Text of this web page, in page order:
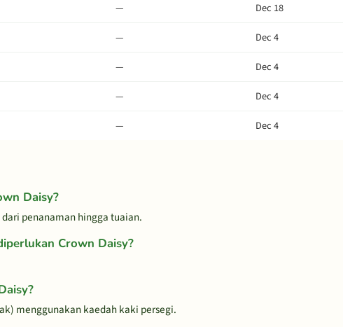
— Dec 18
— Dec 4
— Dec 4
— Dec 4
— Dec 4
Daisy?
penanaman hingga tuaian.
Crown Daisy?
menggunakan kaedah kaki persegi.